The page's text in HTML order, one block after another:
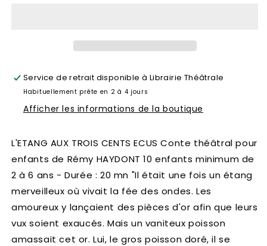
Service de retrait disponible à Librairie Théâtrale
Habituellement prête en 2 à 4 jours
Afficher les informations de la boutique
L'ETANG AUX TROIS CENTS ECUS Conte théâtral pour
enfants de Rémy HAYDONT 10 enfants minimum de
2 à 6 ans - Durée : 20 mn "Il était une fois un étang
merveilleux où vivait la fée des ondes. Les
amoureux y lançaient des pièces d'or afin que leurs
vux soient exaucés. Mais un vaniteux poisson
amassait cet or. Lui, le gros poisson doré, il se